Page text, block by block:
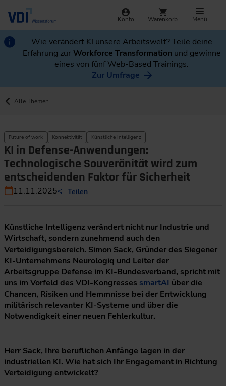
Konto Warenkorb Menü
Wie verändert KI unsere Arbeitswelt? Teile deine
Erfahrung zurWorkforce Transformation und gewinne
eines von fünf Web-Based Trainings.
Zur Umfrage
Alle Themen
Future of work Konnektivität Künstliche Intelligenz
KI in Defense-Anwendungen:
Technologische Souveränität wird zum
entscheidenden Faktor für Sicherheit
11.11.2025 Teilen
Künstliche Intelligenz verändert nicht nur Industrie und
Wirtschaft, sondern zunehmend auch den
Verteidigungsbereich. Simon Sack, Gründer des Siegener
KI-Unternehmens Neurologiq und Leiter der
Arbeitsgruppe Defense im KI-Bundesverband, spricht mit
uns im Vorfeld des VDI-Kongresses smartAI über die
Chancen, Risiken und Hemmnisse bei der Entwicklung
militärisch relevanter KI-Systeme und über die
Notwendigkeit einer neuen Fehlerkultur.
Herr Sack, Ihre beruflichen Anfänge lagen in der
industriellen KI. Wie hat sich Ihr Engagement in Richtung
Verteidigung entwickelt?